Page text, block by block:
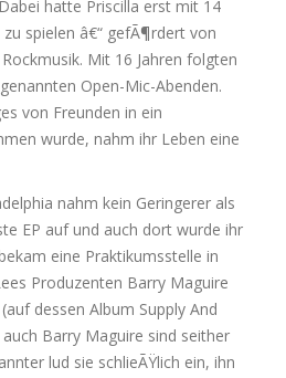
hatte Priscilla erst mit 14
spielen â€“ gefÃ¶rdert von
Mit 16 Jahren folgten
Open-Mic-Abenden.
von Freunden in ein
wurde, nahm ihr Leben eine
nahm kein Geringerer als
EP auf und auch dort wurde ihr
eine Praktikumsstelle in
Produzenten Barry Maguire
dessen Album Supply And
Barry Maguire sind seither
lud sie schlieÃŸlich ein, ihn